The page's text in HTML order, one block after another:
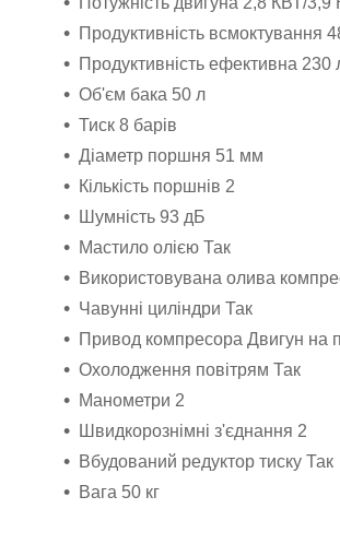
Продуктивність всмоктування
Продуктивність ефективна 230
Об'єм бака 50 л
Тиск 8 барів
Діаметр поршня 51 мм
Кількість поршнів 2
Шумність 93 дБ
Мастило олією Так
Використовувана олива
Чавунні циліндри Так
Привод компресора Двигун на
Охолодження повітрям Так
Манометри 2
Швидкорознімні з'єднання 2
Вбудований редуктор тиску Так
Вага 50 кг